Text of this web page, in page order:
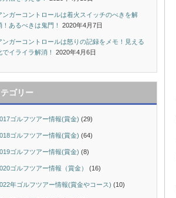
ンガーコントロールは着火スイッチのべきを解
！あるべきは鬼門！
2020年4月7日
ンガーコントロールは怒りの記録をメモ！見える
でイライラ解消！
2020年4月6日
ゴリー
ゴルフツアー情報(賞金) (29)
ゴルフツアー情報(賞金) (64)
ゴルフツアー情報(賞金) (8)
ゴルフツアー情報（賞金） (16)
年ゴルフツアー情報(賞金やコース) (10)